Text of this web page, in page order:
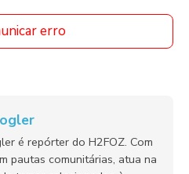
erro
é repórter do H2FOZ. Com
pautas comunitárias, atua na